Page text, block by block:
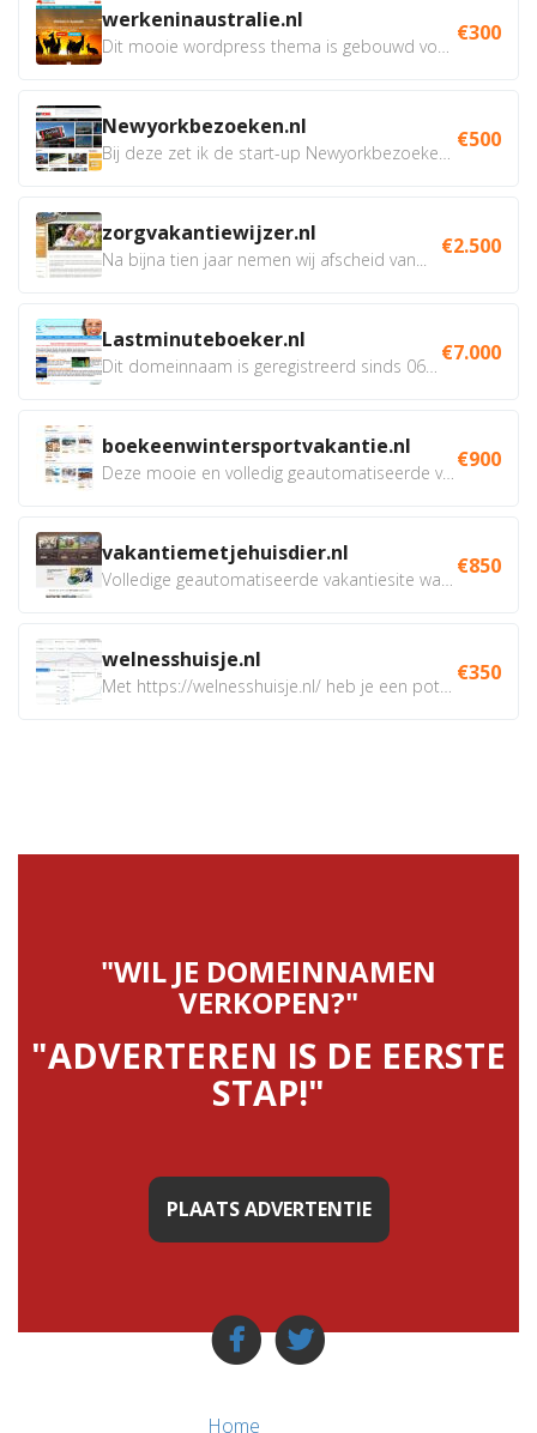
werkeninaustralie.nl €300
Newyorkbezoeken.nl €500
zorgvakantiewijzer.nl
Na bijna tien jaar nemen wij afscheid van...
€2.500
Lastminuteboeker.nl €7.000
boekeenwintersportvakantie.nl
Deze mooie en volledig geautomatiseerde vakantie site heeft...
€900
vakantiemetjehuisdier.nl €850
welnesshuisje.nl €350
"WIL JE DOMEINNAMEN
VERKOPEN?"
"ADVERTEREN IS DE EERSTE
STAP!"
PLAATS ADVERTENTIE
Home